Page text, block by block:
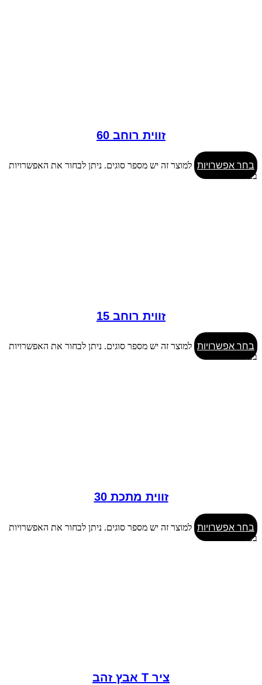
זווית רוחב 60
בחר אפשרויות למוצר זה יש מספר סוגים. ניתן לבחור את האפשרויות
בעמוד המוצר
זווית רוחב 15
בחר אפשרויות למוצר זה יש מספר סוגים. ניתן לבחור את האפשרויות
בעמוד המוצר
זווית מתכת 30
בחר אפשרויות למוצר זה יש מספר סוגים. ניתן לבחור את האפשרויות
בעמוד המוצר
ציר T אבץ זהב